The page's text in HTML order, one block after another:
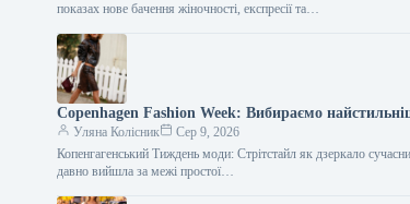
показах нове бачення жіночності, експресії та…
Copenhagen Fashion Week: Вибираємо
Уляна Колісник
Сер 9, 2026
Копенгагенський Тиждень моди: Стрітстайл як дзеркало
давно вийшла за межі простої…